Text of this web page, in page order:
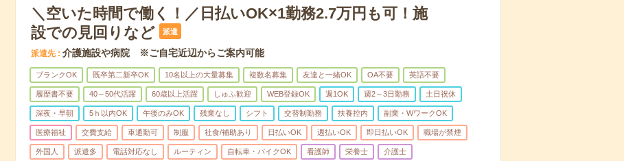
＼空いた時間で働く！／日払いOK×1勤務2.7万円も可！施
設での見回りなど
派遣
派遣先 介護施設や病院 ※ご自宅近辺からご案内可能
ブランクOK 既卒第二新卒OK 10名以上の大量募集 複数名募集 友達と一緒OK OA不要 英語不要
履歴書不要 40～50代活躍 60歳以上活躍 しゅふ歓迎 WEB登録OK 週1OK 週2～3日勤務 土日祝休
深夜・早朝 5ｈ以内OK 午後のみOK 残業なし シフト 交替制勤務 扶養控内 副業・WワークOK
医療福祉 交費支給 車通勤可 制服 社食/補助あり 日払いOK 週払いOK 即日払いOK 職場が禁煙
外国人 派遣多 電話対応なし ルーティン 自転車・バイクOK 看護師 栄養士 介護士